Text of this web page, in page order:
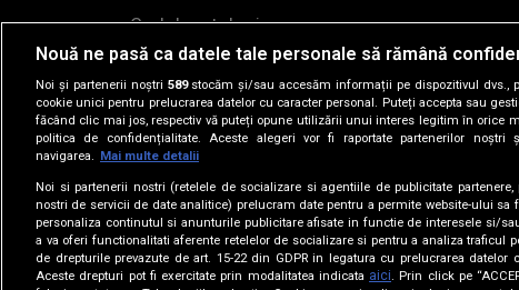
Cod deontologic
Regulamente
© 2019-
Nouă ne pasă ca datele tale personale să rămână
Noi și partenerii noștri 589stocăm și/sau accesăm informații pe dispozitivul dvs.,
cookie unici pentru prelucrarea datelor cu caracter personal. Puteți accepta sau
făcând clic mai jos, respectiv vă puteți opune utilizării unui interes legitim în orice
politica de confidențialitate. Aceste alegeri vor fi raportate partenerilor
navigarea.
Mai multe detalii
Noi si partenerii nostri (retelele de socializare si agentiile de publicitate
nostri de servicii de date analitice) prelucram date pentru a permite website-ului sa
personaliza continutul si anunturile publicitare afisate in functie de interesele si/
a va oferi functionalitati aferente retelelor de socializare si pentru a analiza traficul
de drepturile prevazute de art. 15-22 din GDPR in legatura cu prelucrarea datelor
Aceste drepturi pot fi exercitate prin modalitatea indicata aici. Prin click pe